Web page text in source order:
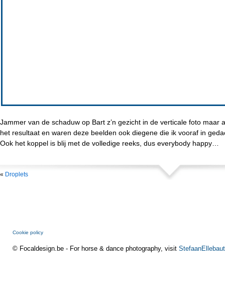
Jammer van de schaduw op Bart z’n gezicht in de verticale foto maar
het resultaat en waren deze beelden ook diegene die ik vooraf in
Ook het koppel is blij met de volledige reeks, dus everybody happy…
« Droplets
Cookie policy
© Focaldesign.be - For horse & dance photography, visit